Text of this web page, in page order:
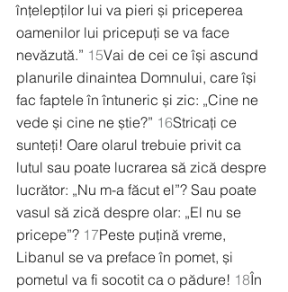
înțelepților lui va pieri și priceperea
oamenilor lui pricepuți se va face
nevăzută.” 15Vai de cei ce își ascund
planurile dinaintea Domnului, care își
fac faptele în întuneric și zic: „Cine ne
vede și cine ne știe?” 16Stricați ce
sunteți! Oare olarul trebuie privit ca
lutul sau poate lucrarea să zică despre
lucrător: „Nu m-a făcut el”? Sau poate
vasul să zică despre olar: „El nu se
pricepe”? 17Peste puțină vreme,
Libanul se va preface în pomet, și
pometul va fi socotit ca o pădure! 18În